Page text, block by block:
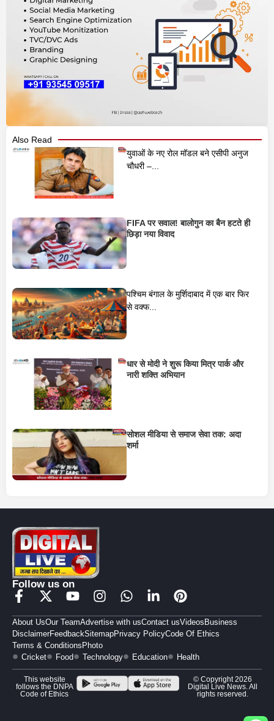
Also Read
युवाओं के नए रोल मॉडल बने एसीपी अनुज
चौधरी –...
FIFA पर सवाल! बालोगुन का बैन हटते ही
छिड़ा नया विवाद
पश्चिम बंगाल के मुर्शिदाबाद में एक बार फिर
से वक्फ...
धार से मोदी ने शुरू किया मित्र पार्क और
नारी शक्ति अभियान
सोशल मीडिया से समाज सेवा तक: अदा
शर्मा
Follow us on
About UsOur TeamAdvertise with usContact usVideos Business
DisclaimerFeedbackSitemapPrivacy PolicyCode Of Ethics
Terms & Conditions Photo
Cricket
Food Technology Education Health
This website
follows the DNPA
Code of Ethics
© Copyright 2026
Digital Live News. All
rights reserved.